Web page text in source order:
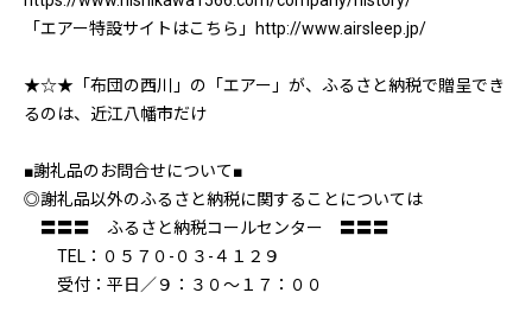
「エアー特設サイトはこちら」http://www.airsleep.jp/
★☆★「布団の西川」の「エアー」が、ふるさと納税で贈呈でき
るのは、近江八幡市だけ
■謝礼品のお問合せについて■
◎謝礼品以外のふるさと納税に関することについては
〓〓〓 ふるさと納税コールセンター 〓〓〓
TEL：０５７０-０３-４１２９
受付：平日／９：３０～１７：００